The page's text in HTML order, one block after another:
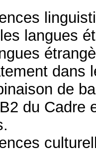
langues
dans
de
du Cadre